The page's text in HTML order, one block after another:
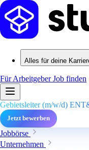
Alles für deine
Für ArbeitgeberJob finden
Gebietsleiter (m/w/d)
Jetzt bewerben
Jobbörse
Unternehmen